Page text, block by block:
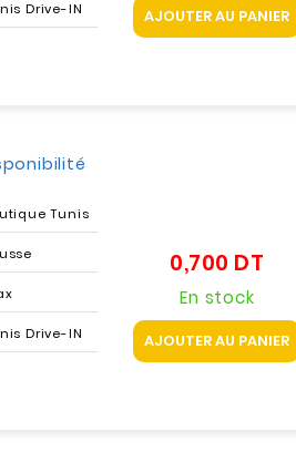
Drive-IN AJOUTER AU PANIER
Tunis
Drive-IN
0,700 DT
En stock
AJOUTER AU PANIER